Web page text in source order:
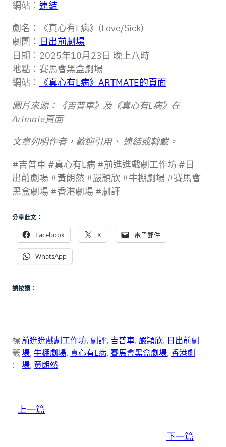
網站︰ 連結
劇名：《真心有L病》(Love/Sick)
劇團： 日出前劇場
日期︰2025年10月23日 晚上八時
地點：賽馬會黑盒劇場
網站︰
《真心有L病》ARTMATE的頁面
圖片來源：《吉普車》及《真心有L病》在
Artmate頁面
文章列明作者，歡迎引用、 連結或轉載。
#吉普車 #真心有L病 #前進進戲劇工作坊 #日
出前劇場 #黃朗然 #嚴頴欣 #牛棚劇場 #賽馬會
黑盒劇場 #香港劇場 #劇評
分享此文：
Facebook X 電子郵件
WhatsApp
請按讚：
標
籤
:
前進進戲劇工作坊, 劇評, 吉普車, 嚴頴欣, 日出前劇
場, 牛棚劇場, 真心有L病, 賽馬會黑盒劇場, 香港劇
場, 黃朗然
上一篇
下一篇